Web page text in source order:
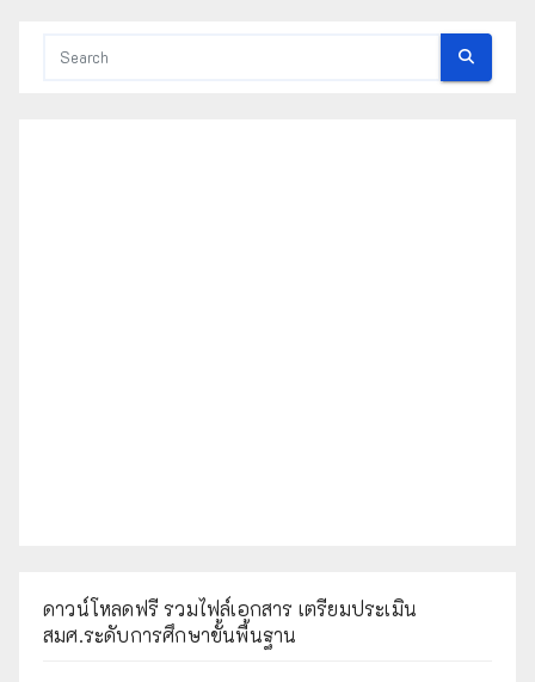
ดาวน์โหลดฟรี รวมไฟล์เอกสาร เตรียมประเมิน
สมศ.ระดับการศึกษาขั้นพื้นฐาน